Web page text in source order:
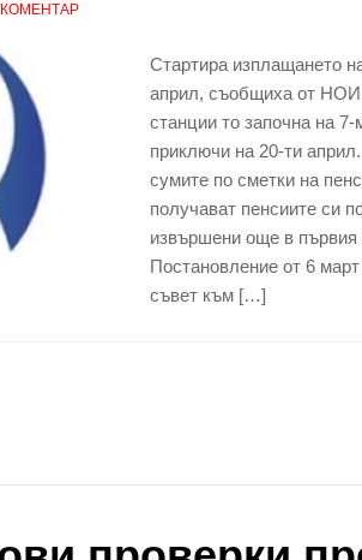
Стартира изплащането
април, съобщиха от
станции то започна на
приключи на 20-ти
сумите по сметки на
получават пенсиите си
извършени още в
Постановление от 6
съвет към […]